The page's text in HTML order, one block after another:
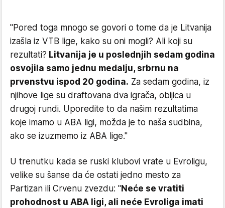
"Pored toga mnogo se govori o tome da je Litvanija
izašla iz VTB lige, kako su oni mogli? Ali koji su
rezultati? Litvanija je u poslednjih sedam godina
osvojila samo jednu medalju, srbrnu na
prvenstvu ispod 20 godina. Za sedam godina, iz
njihove lige su draftovana dva igrača, obijica u
drugoj rundi. Uporedite to da našim rezultatima
koje imamo u ABA ligi, možda je to naša sudbina,
ako se izuzmemo iz ABA lige."
U trenutku kada se ruski klubovi vrate u Evroligu,
velike su šanse da će ostati jedno mesto za
Partizan ili Crvenu zvezdu: "Neće se vratiti
prohodnost u ABA ligi, ali neće Evroliga imati